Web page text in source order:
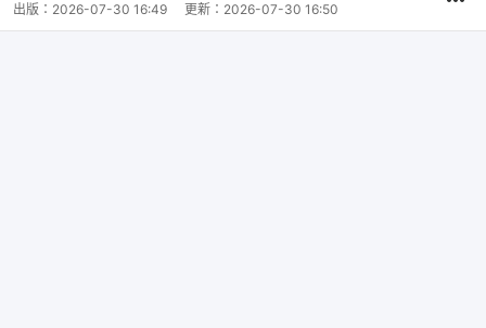
出版： 2026-07-30 16:49 更新： 2026-07-30 16:50